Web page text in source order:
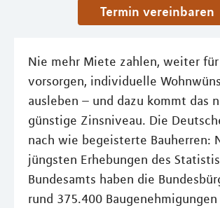
Termin vereinbaren
Nie mehr Miete zahlen, weiter
vorsorgen, individuelle
ausleben – und dazu kommt das
günstige Zinsniveau. Die
nach wie begeisterte Bauherren:
jüngsten Erhebungen des
Bundesamts haben die
rund 375.400